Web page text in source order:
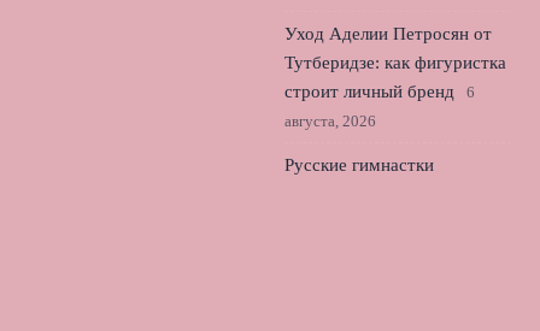
Уход Аделии Петросян от
Тутберидзе: как фигуристка
строит личный бренд
6
августа, 2026
Русские гимнастки